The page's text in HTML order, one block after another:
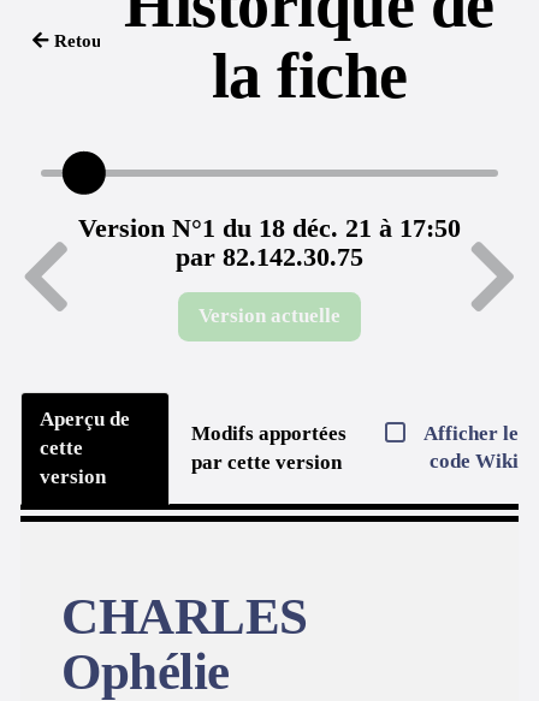
Retour
la fiche
Version N°1 du 18 déc. 21 à 17:50
par 82.142.30.75
Version actuelle
Aperçu de
cette
version
Modifs apportées
par cette version
Afficher le
code Wiki
CHARLES
Ophélie